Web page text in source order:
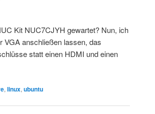
Kit NUC7CJYH gewartet? Nun, ich
VGA anschließen lassen, das
statt einen HDMI und einen
, linux, ubuntu